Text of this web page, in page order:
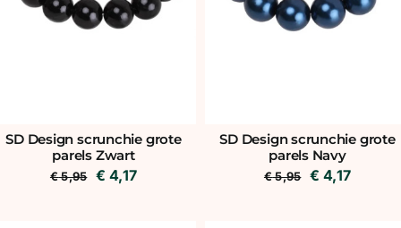
SD Design scrunchie grote
parels Zwart
€5,95
Oorspronkelijke
€ 4,17Huidige
SD Design scrunchie grote
parels Navy
€5,95 € 4,17